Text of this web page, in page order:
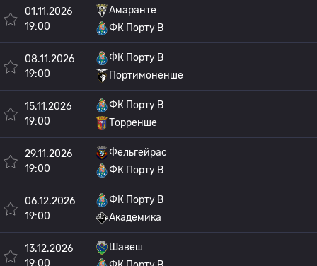
01.11.2026
19:00
Амаранте
ФК Порту B
08.11.2026
19:00
ФК Порту B
Портимоненше
15.11.2026
19:00
ФК Порту B
Торренше
29.11.2026
19:00
Фельгейрас
ФК Порту B
06.12.2026
19:00
ФК Порту B
Академика
13.12.2026
19:00
Шавеш